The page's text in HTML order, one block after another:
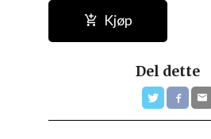
Kjøp
Del dette